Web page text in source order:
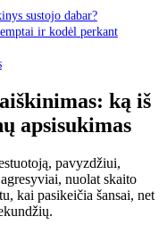
sustojo dabar?
ir kodėl perkant
ką iš
apsisukimas
pavyzdžiui,
nuolat skaito
kai pasikeičia šansai, net